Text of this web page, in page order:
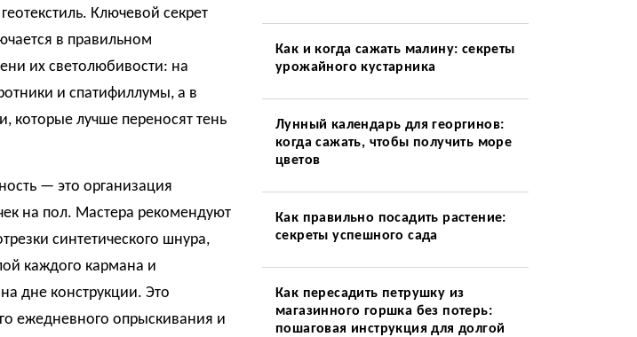
Ключевой секрет
в правильном
их светолюбивости: на
и спатифиллумы, а в
лучше переносят тень
— это организация
на пол. Мастера рекомендуют
синтетического шнура,
каждого кармана и
дне конструкции. Это
ежедневного опрыскивания и
Как и когда сажать малину: секреты
урожайного кустарника
Лунный календарь для георгинов:
когда сажать, чтобы получить море
цветов
Как правильно посадить растение:
секреты успешного сада
Как пересадить петрушку из
магазинного горшка без потерь:
пошаговая инструкция для долгой